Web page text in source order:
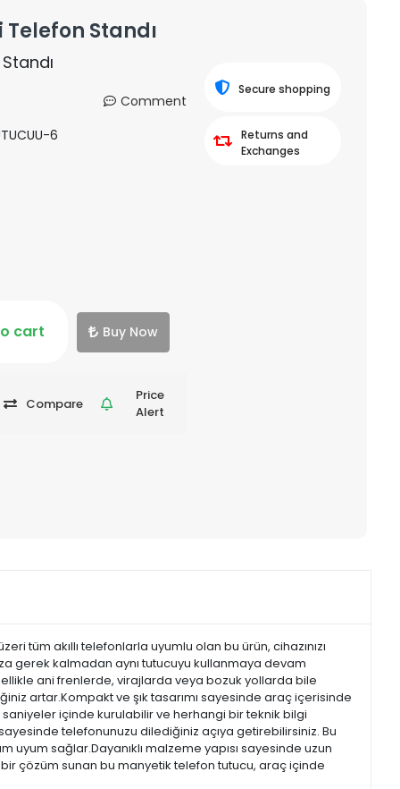
Standı
Comment
6
cart Buy Now
Compare
Price
Alert
Secure shopping
Returns and
Exchanges
tüm akıllı telefonlarla uyumlu olan bu ürün, cihazınızı
gerek kalmadan aynı tutucuyu kullanmaya devam
ani frenlerde, virajlarda veya bozuk yollarda bile
artar.Kompakt ve şık tasarımı sayesinde araç içerisinde
içinde kurulabilir ve herhangi bir teknik bilgi
telefonunuzu dilediğiniz açıya getirebilirsiniz. Bu
uyum sağlar.Dayanıklı malzeme yapısı sayesinde uzun
çözüm sunan bu manyetik telefon tutucu, araç içinde